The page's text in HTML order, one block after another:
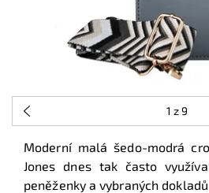
1 z 9
Moderní malá šedo-modrá
Jones dnes tak často
peněženky a vybraných dokladů.